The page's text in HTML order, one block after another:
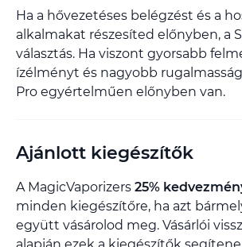
Ha a hővezetéses belégzést és a
alkalmakat részesíted előnyben, a
választás. Ha viszont gyorsabb
ízélményt és nagyobb
Pro egyértelműen előnyben van.
Ajánlott kiegészítők
A MagicVaporizers 25%
minden kiegészítőre, ha azt
együtt vásárolod meg. Vásárlói
alapján ezek a kiegészítők